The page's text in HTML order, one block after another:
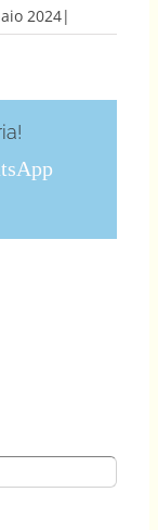
2024|